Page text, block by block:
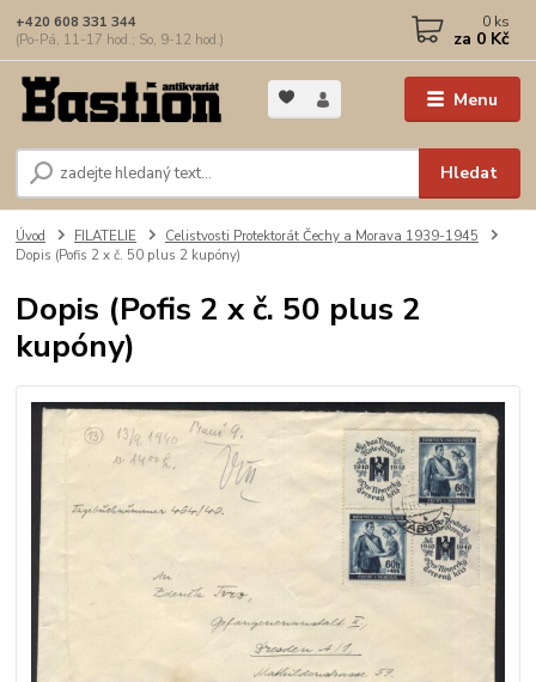
Menu
Hledat
+420 608 331 344
(Po-Pá, 11-17 hod.; So, 9-12 hod.)
0 ks
za 0 Kč
Úvod FILATELIE
Celistvosti Protektorát Čechy a Morava 1939-1945
Dopis (Pofis 2 x č. 50 plus 2 kupóny)
Dopis (Pofis 2 x č. 50 plus 2
kupóny)